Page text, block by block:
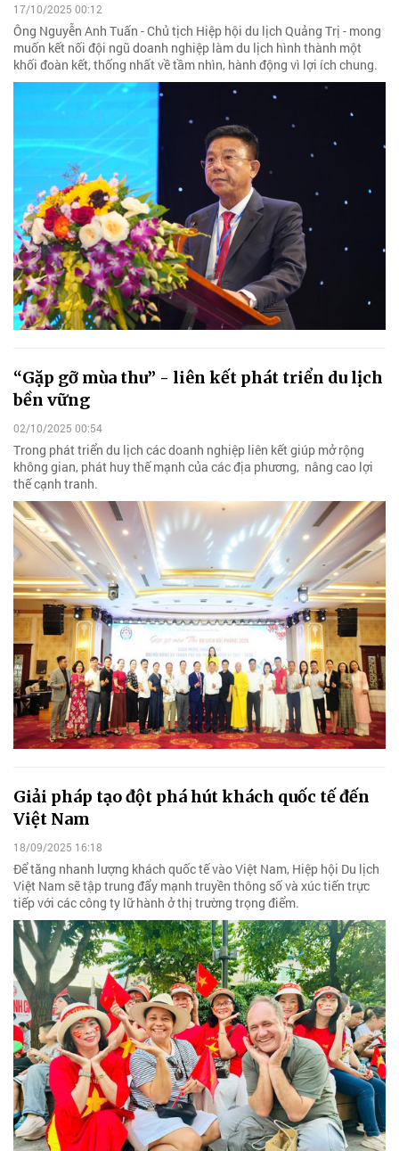
17/10/2025 00:12
Ông Nguyễn Anh Tuấn - Chủ tịch Hiệp hội du lịch Quảng Trị - mong
muốn kết nối đội ngũ doanh nghiệp làm du lịch hình thành một
khối đoàn kết, thống nhất về tầm nhìn, hành động vì lợi ích chung.
“Gặp gỡ mùa thu” - liên kết phát triển du lịch
bền vững
02/10/2025 00:54
Trong phát triển du lịch các doanh nghiệp liên kết giúp mở rộng
không gian, phát huy thế mạnh của các địa phương, nâng cao lợi
thế cạnh tranh.
Giải pháp tạo đột phá hút khách quốc tế đến
Việt Nam
18/09/2025 16:18
Để tăng nhanh lượng khách quốc tế vào Việt Nam, Hiệp hội Du lịch
Việt Nam sẽ tập trung đẩy mạnh truyền thông số và xúc tiến trực
tiếp với các công ty lữ hành ở thị trường trọng điểm.